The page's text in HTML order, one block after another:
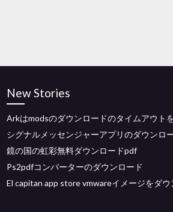
New Stories
Arkはmodsのダウンロードのタイムアウト
シグナルメッセンジャーアプリのダウンロ
鏡の国の虹彩無料ダウンロードpdf
Ps2pdfコンバーターのダウンロード
El capitan app store vmwareイメージをダウ